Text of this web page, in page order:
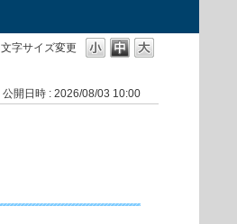
文字サイズ変更
公開日時 : 2026/08/03 10:00